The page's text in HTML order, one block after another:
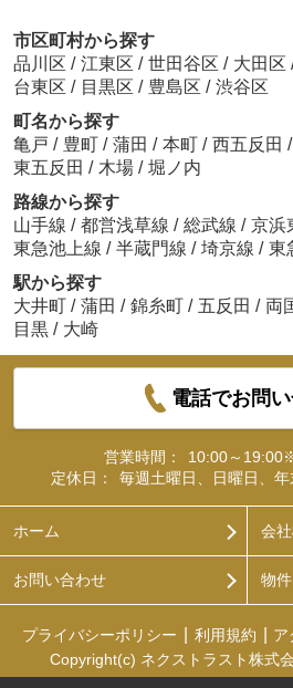
市区町村から探す
品川区 / 江東区 / 世田谷区 / 大田区
台東区 / 目黒区 / 豊島区 / 渋谷区
町名から探す
亀戸 / 豊町 / 蒲田 / 本町 / 西五反田 /
東五反田 / 木場 / 堀ノ内
路線から探す
山手線 / 都営浅草線 / 総武線 / 京浜
東急池上線 / 半蔵門線 / 埼京線 / 東
駅から探す
大井町 / 蒲田 / 錦糸町 / 五反田 / 両
目黒 / 大崎
電話でお問
営業時間：
10:00～
定休日：
毎週土曜日、日曜日、
ホーム 会
お問い合わせ 物
プライバシーポリシー 利用規約 ア
Copyright(c) ネクストラスト株式